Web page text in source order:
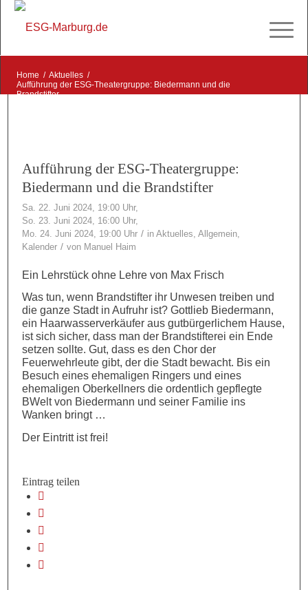
Home / Aktuelles /
Aufführung der ESG-Theatergruppe: Biedermann und die
Brandstifter
Aufführung der ESG-Theatergruppe:
Biedermann und die Brandstifter
Sa. 22. Juni 2024, 19:00 Uhr,
So. 23. Juni 2024, 16:00 Uhr,
Mo. 24. Juni 2024, 19:00 Uhr / inAktuelles,Allgemein,
Kalender / von Manuel Haim
Ein Lehrstück ohne Lehre von Max Frisch
Was tun, wenn Brandstifter ihr Unwesen treiben und
die ganze Stadt in Aufruhr ist? Gottlieb Biedermann,
ein Haarwasserverkäufer aus gutbürgerlichem Hause,
ist sich sicher, dass man der Brandstifterei ein Ende
setzen sollte. Gut, dass es den Chor der
Feuerwehrleute gibt, der die Stadt bewacht. Bis ein
Besuch eines ehemaligen Ringers und eines
ehemaligen Oberkellners die ordentlich gepflegte
BWelt von Biedermann und seiner Familie ins
Wanken bringt …
Der Eintritt ist frei!
Eintrag teilen